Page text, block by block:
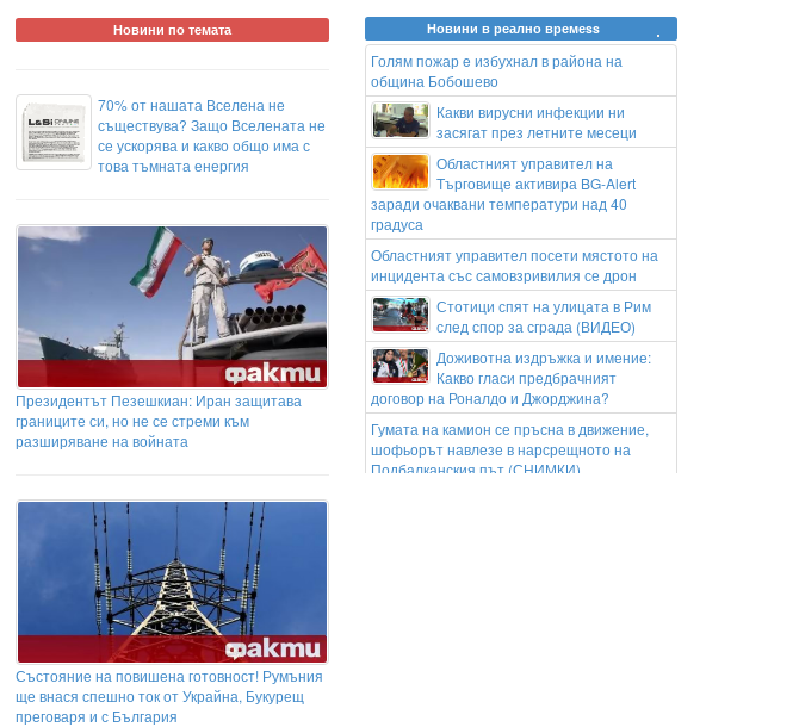
Новини по темата
70% от нашата Вселена не
съществува? Защо Вселената не
се ускорява и какво общо има с
това тъмната енергия
Президентът Пезешкиан: Иран защитава
границите си, но не се стреми към
разширяване на войната
Състояние на повишена готовност! Румъния
ще внася спешно ток от Украйна, Букурещ
преговаря и с България
Новини в реално времеss
Голям пожар e избухнал в района на
община Бобошево
Какви вирусни инфекции ни
засягат през летните месеци
Областният управител на
Търговище активира BG-Alert
заради очаквани температури над 40
градуса
Областният управител посети мястото на
инцидента със самовзривилия се дрон
Стотици спят на улицата в Рим
след спор за сграда (ВИДЕО)
Доживотна издръжка и имение:
Какво гласи предбрачният
договор на Роналдо и Джорджина?
Гумата на камион се пръсна в движение,
шофьорът навлезе в нарсрещното на
Подбалканския път (СНИМКИ)